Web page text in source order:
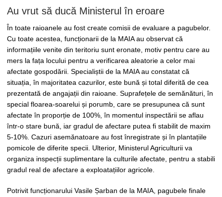
Au vrut să ducă Ministerul în eroare
În toate raioanele au fost create comisii de evaluare a pagubelor.
Cu toate acestea, funcționarii de la MAIA au observat că
informațiile venite din teritoriu sunt eronate, motiv pentru care au
mers la fața locului pentru a verificarea aleatorie a celor mai
afectate gospodării. Specialiștii de la MAIA au constatat că
situația, în majoritatea cazurilor, este bună și total diferită de cea
prezentată de angajații din raioane. Suprafețele de semănături, în
special floarea-soarelui și porumb, care se presupunea că sunt
afectate în proporție de 100%, în momentul inspectării se aflau
într-o stare bună, iar gradul de afectare putea fi stabilit de maxim
5-10%. Cazuri asemănatoare au fost înregistrate și în plantațiile
pomicole de diferite specii. Ulterior, Ministerul Agriculturii va
organiza inspecții suplimentare la culturile afectate, pentru a stabili
gradul real de afectare a exploatațiilor agricole.
Potrivit funcționarului Vasile Șarban de la MAIA, pagubele finale